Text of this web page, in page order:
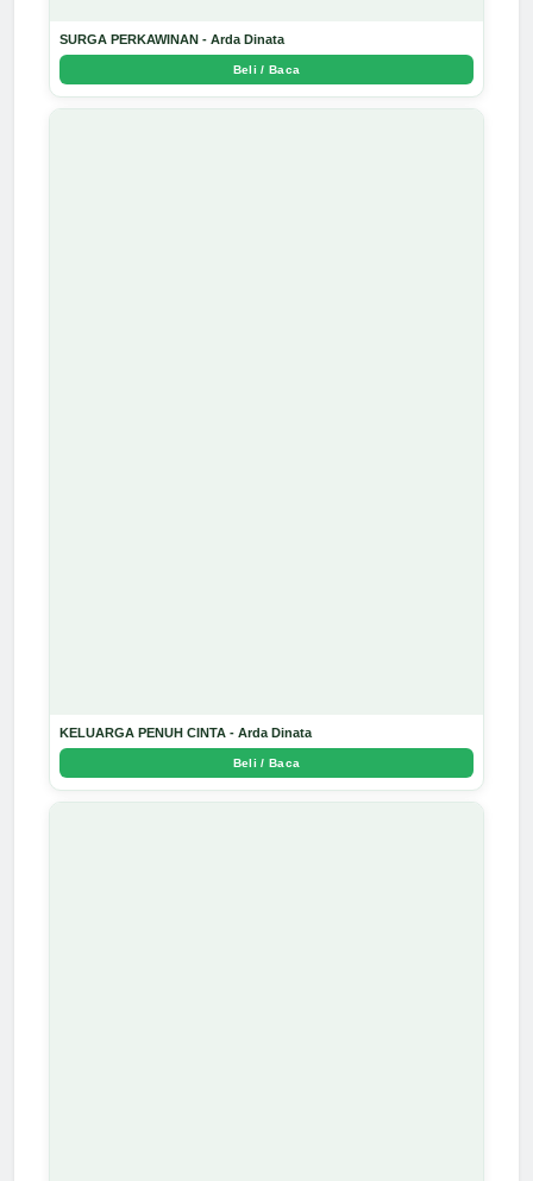
SURGA PERKAWINAN - Arda Dinata
Beli / Baca
KELUARGA PENUH CINTA - Arda Dinata
Beli / Baca